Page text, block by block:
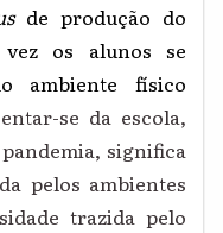
de produção do
vez os alunos se
ambiente físico
se da escola,
significa
pelos ambientes
trazida pelo